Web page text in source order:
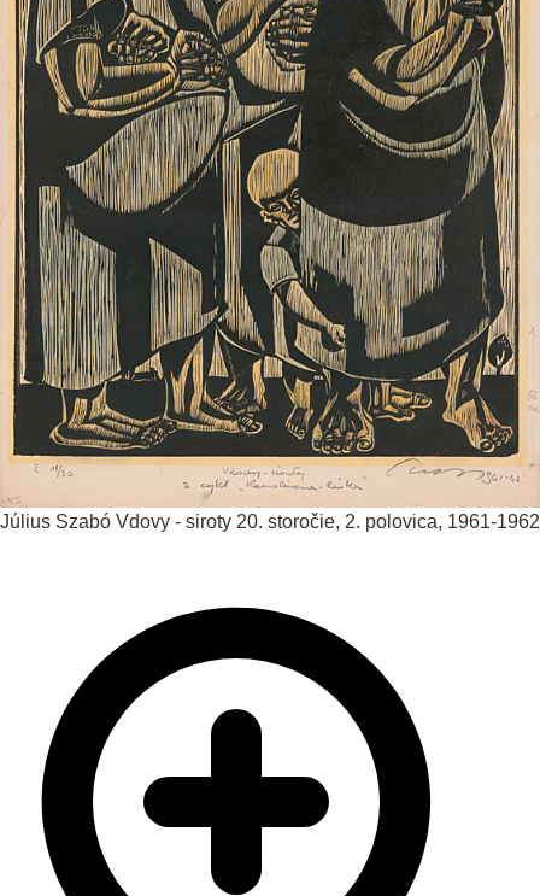
Július Szabó Vdovy - siroty 20. storočie, 2. polovica, 1961-1962